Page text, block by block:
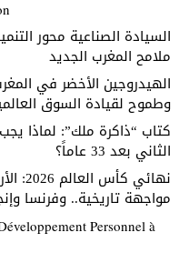
السيادة الصناعية محور
ملامح المغرب الجديد
الهيدروجين الأخضر في
وطموح لقيادة السوق
كتاب “ذاكرة ملك”: لماذا
الثاني بعد 33 عاماً؟
نهائي
مواجهة تاريخية.. وفرنسا
Personnel à